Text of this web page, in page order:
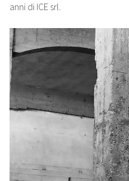
anni di ICE srl.